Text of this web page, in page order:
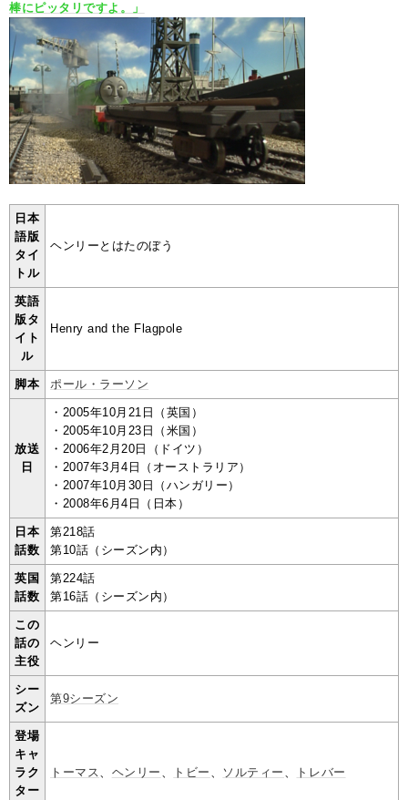
棒にピッタリですよ。」
日本
語版
タイ
トル
ヘンリーとはたのぼう
英語
版タ
イト
ル
Henry and the Flagpole
脚本 ポール・ラーソン
放送
日
・2005年10月21日（英国）
・2005年10月23日（米国）
・2006年2月20日（ドイツ）
・2007年3月4日（オーストラリア）
・2007年10月30日（ハンガリー）
・2008年6月4日（日本）
日本
話数
第218話
第10話（シーズン内）
英国
話数
第224話
第16話（シーズン内）
この
話の
主役
ヘンリー
シー
ズン
第9シーズン
登場
キャ
ラク
ター
トーマス ヘンリー トビー ソルティー トレバー